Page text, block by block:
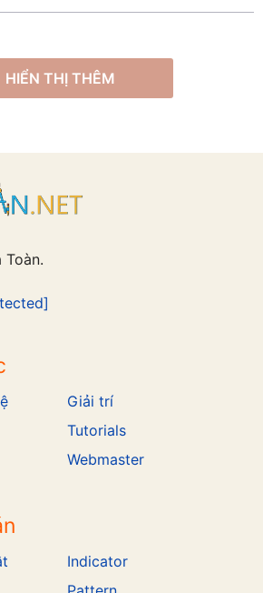
HIỂN THỊ THÊM
Toàn.
Giải trí
Tutorials
Webmaster
Indicator